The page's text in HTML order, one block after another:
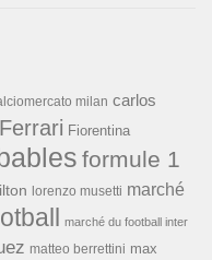
milan carlos
Ferrari Fiorentina
formule 1
lorenzo musetti marché
marché du football inter
matteo berrettini max